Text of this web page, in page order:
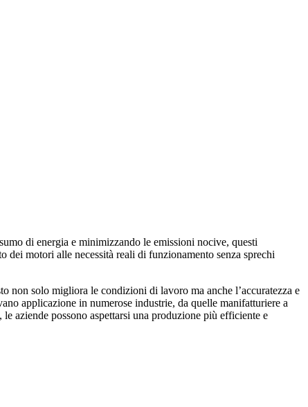
di energia e minimizzando le emissioni nocive, questi
motori alle necessità reali di funzionamento senza sprechi
solo migliora le condizioni di lavoro ma anche l’accuratezza e
applicazione in numerose industrie, da quelle manifatturiere a
, le aziende possono aspettarsi una produzione più efficiente e